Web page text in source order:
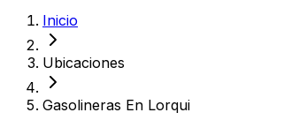
Inicio
Ubicaciones
Gasolineras En Lorqui